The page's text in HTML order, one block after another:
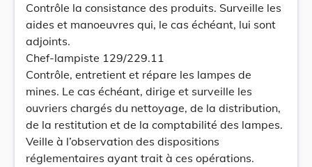
Contrôle la consistance des produits. Surveille les
aides et manoeuvres qui, le cas échéant, lui sont
adjoints.
Chef-lampiste 129/229.11
Contrôle, entretient et répare les lampes de
mines. Le cas échéant, dirige et surveille les
ouvriers chargés du nettoyage, de la distribution,
de la restitution et de la comptabilité des lampes.
Veille à l’observation des dispositions
réglementaires ayant trait à ces opérations.